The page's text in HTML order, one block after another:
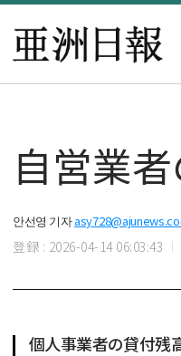
自営業
안선영 기자
登録 : 2026-04-14 06:03:43
個人事業者の貸付残